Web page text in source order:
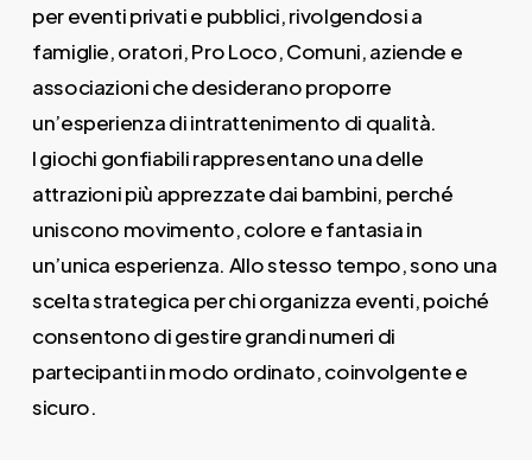
per eventi privati e pubblici, rivolgendosi a
famiglie, oratori, Pro Loco, Comuni, aziende e
associazioni che desiderano proporre
un’esperienza di intrattenimento di qualità.
I giochi gonfiabili rappresentano una delle
attrazioni più apprezzate dai bambini, perché
uniscono movimento, colore e fantasia in
un’unica esperienza. Allo stesso tempo, sono una
scelta strategica per chi organizza eventi, poiché
consentono di gestire grandi numeri di
partecipanti in modo ordinato, coinvolgente e
sicuro.